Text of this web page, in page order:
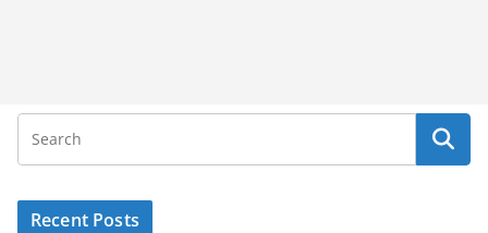
Recent Posts